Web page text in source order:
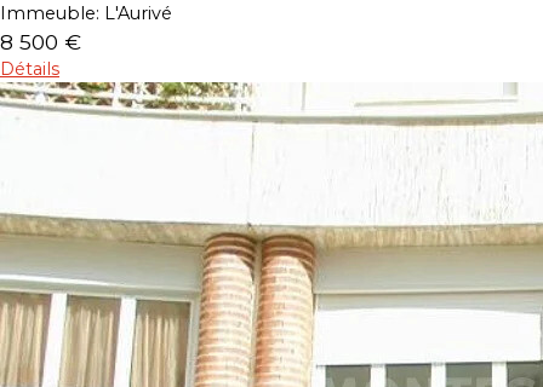
Immeuble: L'Aurivé
8 500 €
Détails